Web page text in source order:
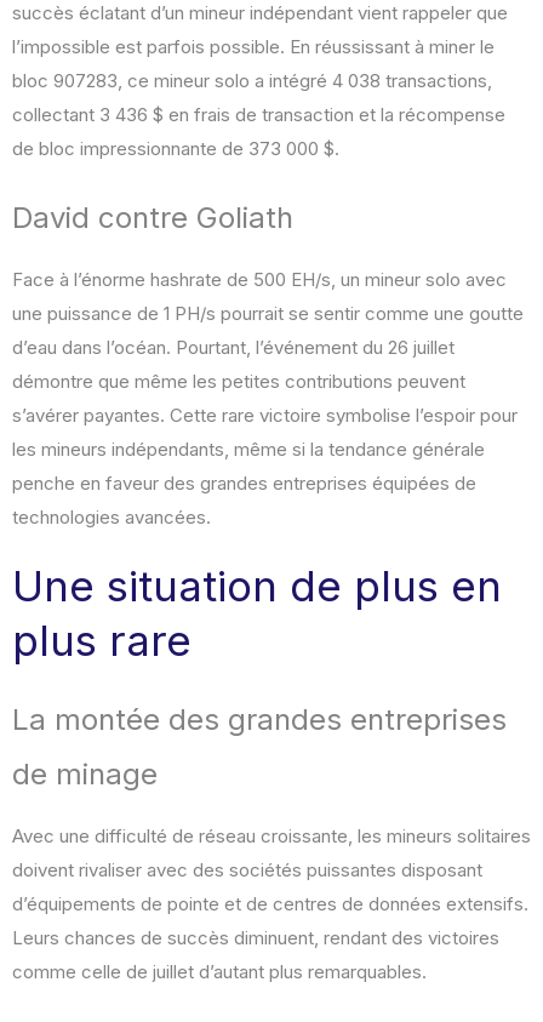
succès éclatant d’un mineur indépendant vient rappeler que
l’impossible est parfois possible. En réussissant à miner le
bloc 907283, ce mineur solo a intégré 4 038 transactions,
collectant 3 436 $ en frais de transaction et la récompense
de bloc impressionnante de 373 000 $.
David contre Goliath
Face à l’énorme hashrate de 500 EH/s, un mineur solo avec
une puissance de 1 PH/s pourrait se sentir comme une goutte
d’eau dans l’océan. Pourtant, l’événement du 26 juillet
démontre que même les petites contributions peuvent
s’avérer payantes. Cette rare victoire symbolise l’espoir pour
les mineurs indépendants, même si la tendance générale
penche en faveur des grandes entreprises équipées de
technologies avancées.
Une situation de plus en
plus rare
La montée des grandes entreprises
de minage
Avec une difficulté de réseau croissante, les mineurs solitaires
doivent rivaliser avec des sociétés puissantes disposant
d’équipements de pointe et de centres de données extensifs.
Leurs chances de succès diminuent, rendant des victoires
comme celle de juillet d’autant plus remarquables.